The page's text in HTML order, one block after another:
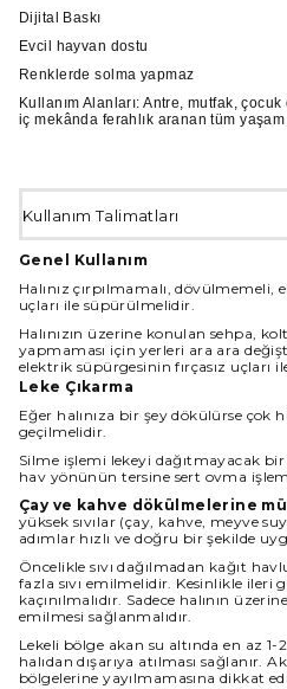
Dijital Baskı
Evcil hayvan dostu
Renklerde solma yapmaz
Kullanım Alanları: Antre, mutfak,
iç mekânda ferahlık aranan tüm yaşam
Kullanım Talimatları
Genel Kullanım
Halınız çırpılmamalı, dövülmemeli,
uçları ile süpürülmelidir.
Halınızın üzerine konulan sehpa,
yapmaması için yerleri ara ara
elektrik süpürgesinin fırçasız uçları
Leke Çıkarma
Eğer halınıza bir şey dökülürse çok
geçilmelidir.
Silme işlemi lekeyi dağıtmayacak bir
hav yönünün tersine sert ovma
Çay ve kahve dökülmelerine
yüksek sıvılar (çay, kahve, meyve
adımlar hızlı ve doğru bir şekilde
Öncelikle sıvı dağılmadan kağıt
fazla sıvı emilmelidir. Kesinlikle ileri
kaçınılmalıdır. Sadece halının
emilmesi sağlanmalıdır.
Lekeli bölge akan su altında en az 1-
halıdan dışarıya atılması sağlanır.
bölgelerine yayılmamasına dikkat